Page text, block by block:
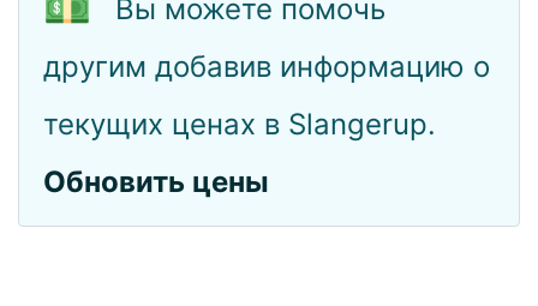
Вы можете помочь
другим добавив информацию о
текущих ценах в Slangerup.
Обновить цены